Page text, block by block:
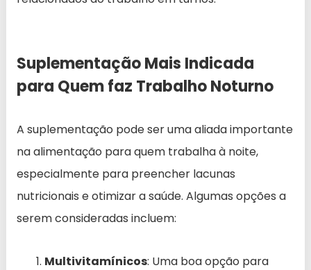
Suplementação Mais Indicada
para Quem faz Trabalho Noturno
A suplementação pode ser uma aliada importante
na alimentação para quem trabalha à noite,
especialmente para preencher lacunas
nutricionais e otimizar a saúde. Algumas opções a
serem consideradas incluem:
Multivitamínicos: Uma boa opção para